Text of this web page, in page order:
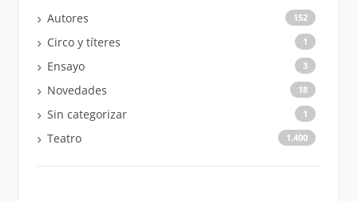
Autores 152
Circo y títeres 1
Ensayo 3
Novedades 18
Sin categorizar 1
Teatro 1.400